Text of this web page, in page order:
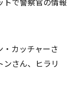
カッチャーさ
さん、ヒラリ